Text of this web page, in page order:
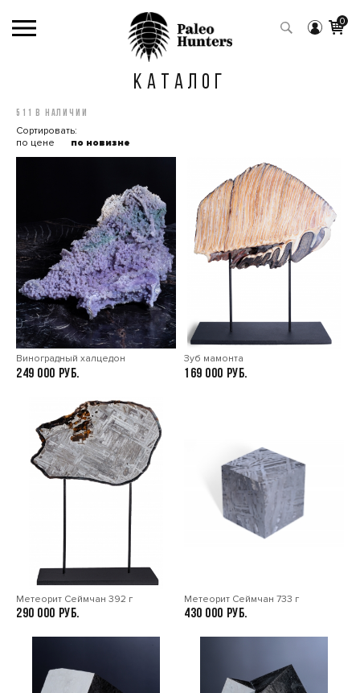
0
КАТАЛОГ
511 в наличии
Сортировать:
по цене
по новизне
Виноградный халцедон
249 000
Зуб мамонта
169 000
Метеорит Сеймчан 392 г
290 000
Метеорит Сеймчан 733 г
430 000